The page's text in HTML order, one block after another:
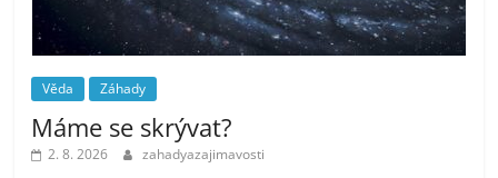
Věda Záhady
Máme se skrývat?
2. 8. 2026 zahadyazajimavosti